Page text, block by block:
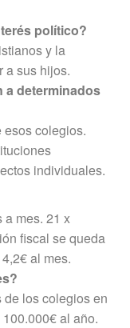
político?
y la
a sus hijos.
a determinados
colegios.
individuales.
a mes. 21 x
fiscal se queda
al mes.
los colegios en
al año.